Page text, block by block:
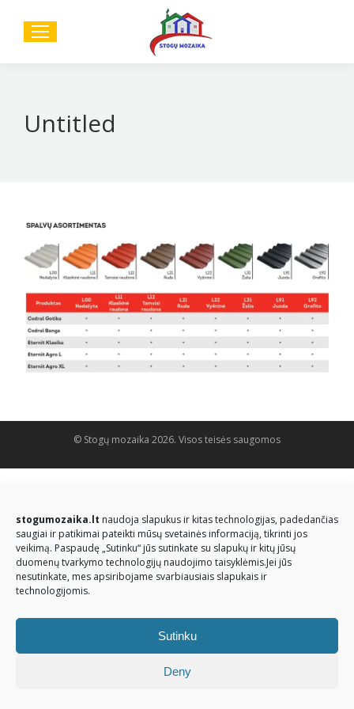
stogumozaika.lt naudoja slapukus ir kitas technologijas, padedančias
saugiai ir patikimai pateikti mūsų svetainės informaciją, tikrinti jos
veikimą. Paspaudę „Sutinku“ jūs sutinkate su slapukų ir kitų jūsų
duomenų tvarkymo technologijų naudojimo taisyklėmis.Jei jūs
nesutinkate, mes apsiribojame svarbiausiais slapukais ir
technologijomis.
Sutinku
Deny
Untitled
© Stogų mozaika 2026. Visos teisės saugomos